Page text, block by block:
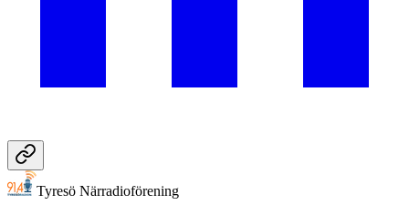
Tyresö Närradioförening